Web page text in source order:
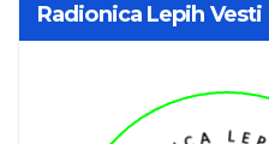
Radionica Lepih Vesti